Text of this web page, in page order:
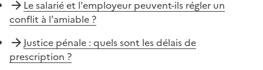
Le salarié et l'employeur peuvent-ils régler un
conflit à l'amiable ?
Justice pénale : quels sont les délais de
prescription ?